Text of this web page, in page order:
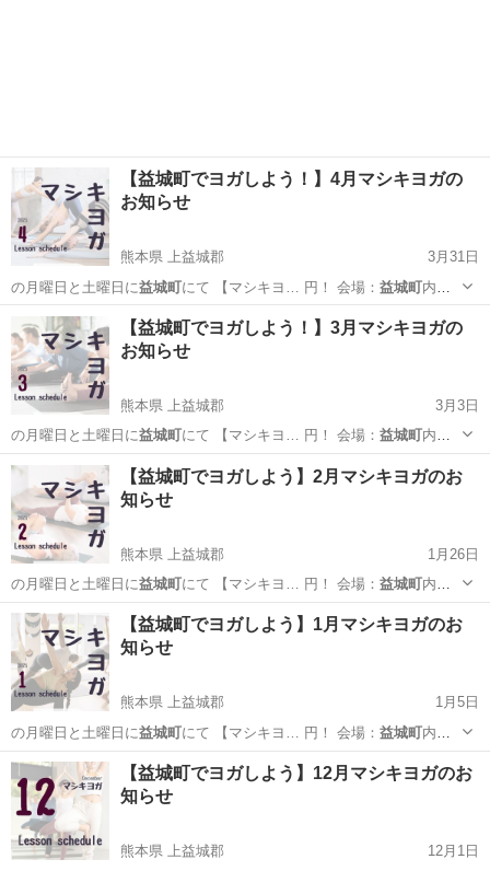
【益城町でヨガしよう！】4月マシキヨガの
お知らせ
熊本県 上益城郡
3月31日
の月曜日と土曜日に益城町 にて 【マシキヨ… 円！ 会場： 益城町内の
公民館 →詳…
熊本 上益城郡 ヨガ 益城町
【益城町でヨガしよう！】3月マシキヨガの
お知らせ
熊本県 上益城郡
3月3日
の月曜日と土曜日に益城町 にて 【マシキヨ… 円！ 会場： 益城町内の
公民館 →詳…
熊本 上益城郡 ヨガ 益城町
【益城町でヨガしよう】2月マシキヨガのお
知らせ
熊本県 上益城郡
1月26日
の月曜日と土曜日に益城町 にて 【マシキヨ… 円！ 会場： 益城町内の
公民館 →詳…
熊本 上益城郡 ヨガ 益城町
【益城町でヨガしよう】1月マシキヨガのお
知らせ
熊本県 上益城郡
1月5日
の月曜日と土曜日に益城町 にて 【マシキヨ… 円！ 会場： 益城町内の
公民館 →詳…
熊本 上益城郡 ヨガ 益城町
【益城町でヨガしよう】12月マシキヨガのお
知らせ
熊本県 上益城郡
12月1日